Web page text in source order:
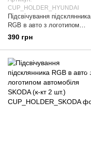
CUP_HOLDER_HYUNDAI
Підсвічування підсклянника
RGB в авто з логотипом
автомобіля HYUNDAI (к-кт 2
390 грн